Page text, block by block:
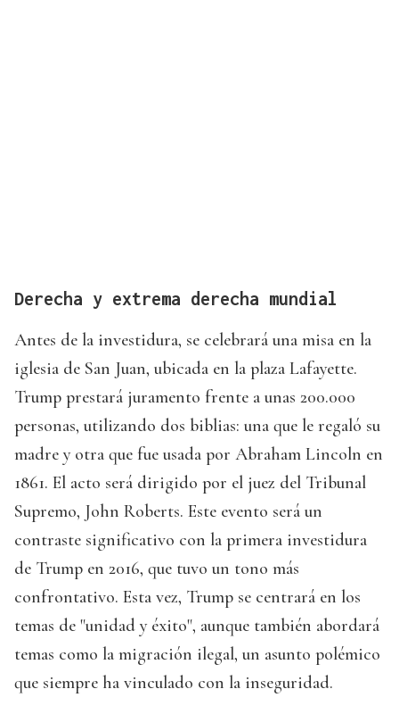
Derecha y extrema derecha mundial
Antes de la investidura, se celebrará una misa en la
iglesia de San Juan, ubicada en la plaza Lafayette.
Trump prestará juramento frente a unas 200.000
personas, utilizando dos biblias: una que le regaló su
madre y otra que fue usada por Abraham Lincoln en
1861. El acto será dirigido por el juez del Tribunal
Supremo, John Roberts. Este evento será un
contraste significativo con la primera investidura
de Trump en 2016, que tuvo un tono más
confrontativo. Esta vez, Trump se centrará en los
temas de "unidad y éxito", aunque también abordará
temas como la migración ilegal, un asunto polémico
que siempre ha vinculado con la inseguridad.